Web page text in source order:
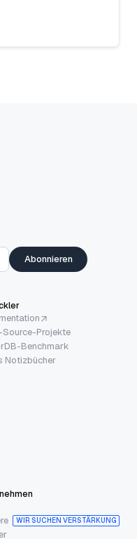
Abonnieren
Source-Projekte
Benchmark
Notizbücher
WIR SUCHEN VERSTÄRKUNG